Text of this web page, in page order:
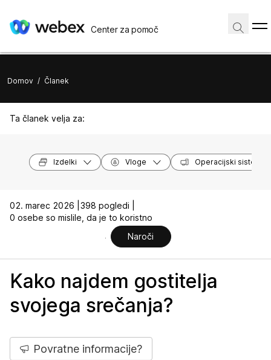
Center za pomoč
Domov / Članek
Ta članek velja za:
Izdelki Vloge Operacijski sistemi
02. marec 2026 | 398 pogledi |
0 osebe so mislile, da je to koristno
Naroči
Kako najdem gostitelja
svojega srečanja?
Povratne informacije?